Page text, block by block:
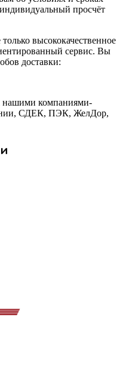
просчёт
высококачественное
сервис. Вы
доставки:
нашими компаниями-
СДЕК, ПЭК, ЖелДор,